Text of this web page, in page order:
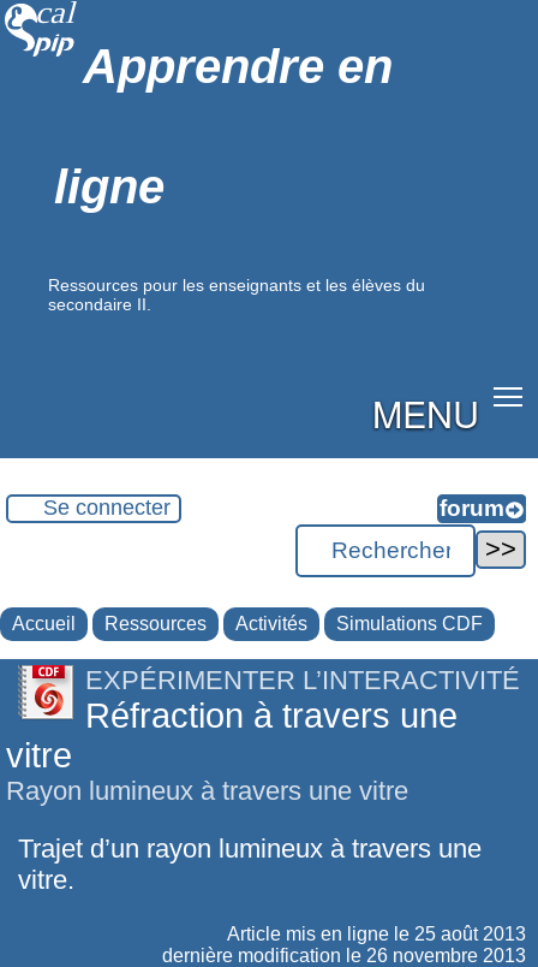
Apprendre en
ligne
Ressources pour les enseignants et les élèves du
secondaire II.
MENU
Se connecter
Accueil Ressources Activités Simulations CDF
EXPÉRIMENTER L’INTERACTIVITÉ
Réfraction à travers une
vitre
Rayon lumineux à travers une vitre
Trajet d’un rayon lumineux à travers une
vitre.
Article mis en ligne le 25 août 2013
dernière modification le 26 novembre 2013